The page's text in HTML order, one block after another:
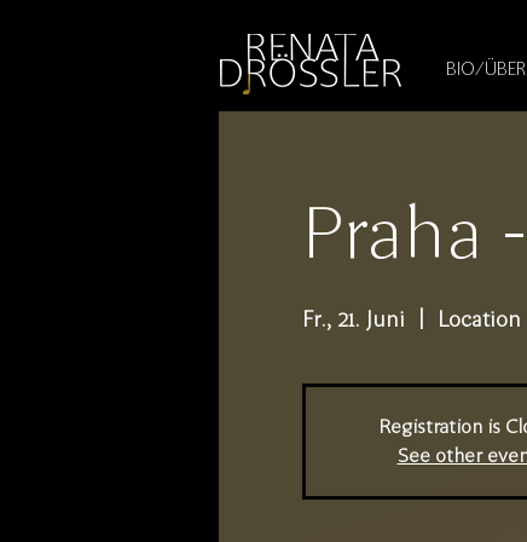
BIO/
Praha
Fr., 21. Juni Location
Registration is
See other